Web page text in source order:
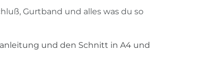
Gurtband und alles was du so
und den Schnitt in A4 und